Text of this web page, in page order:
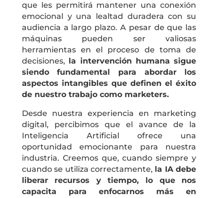
que les permitirá mantener una conexión
emocional y una lealtad duradera con su
audiencia a largo plazo. A pesar de que las
máquinas pueden ser valiosas
herramientas en el proceso de toma de
decisiones, la intervención humana sigue
siendo fundamental para abordar los
aspectos intangibles que definen el éxito
de nuestro trabajo como marketers.
Desde nuestra experiencia en marketing
digital, percibimos que el avance de la
Inteligencia Artificial ofrece una
oportunidad emocionante para nuestra
industria. Creemos que, cuando siempre y
cuando se utiliza correctamente, la IA debe
liberar recursos y tiempo, lo que nos
capacita para enfocarnos más en